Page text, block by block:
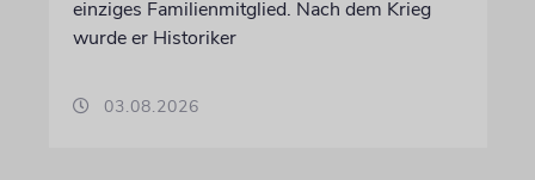
einziges Familienmitglied. Nach dem Krieg
wurde er Historiker
03.08.2026